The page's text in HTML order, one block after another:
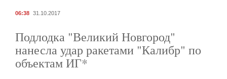
06:38 31.10.2017
Подлодка "Великий Новгород"
нанесла удар ракетами "Калибр" по
объектам ИГ*